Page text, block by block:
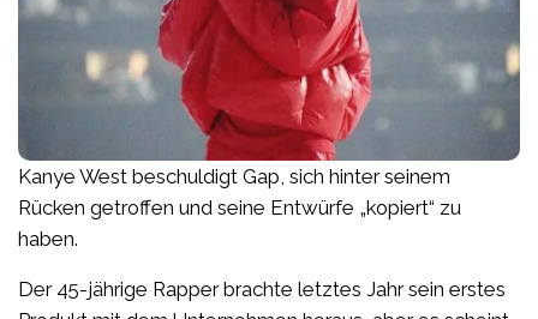
Kanye West beschuldigt Gap, sich hinter seinem
Rücken getroffen und seine Entwürfe „kopiert“ zu
haben.
Der 45-jährige Rapper brachte letztes Jahr sein erstes